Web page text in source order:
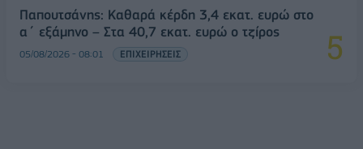
Παπουτσάνης: Καθαρά κέρδη 3,4 εκατ. ευρώ στο
α΄ εξάμηνο – Στα 40,7 εκατ. ευρώ ο τζίρος
05/08/2026 - 08:01 ΕΠΙΧΕΙΡΗΣΕΙΣ